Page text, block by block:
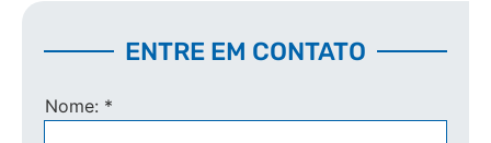
ENTRE EM CONTATO
Nome: *